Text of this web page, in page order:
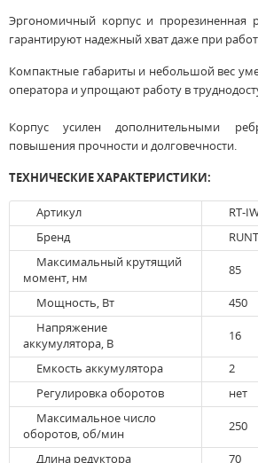
Эргономичный корпус и прорезиненная
гарантируют надежный хват даже при
Компактные габариты и небольшой вес
оператора и упрощают работу в
Корпус усилен дополнительными
повышения прочности и долговечности.
ТЕХНИЧЕСКИЕ ХАРАКТЕРИСТИКИ:
Артикул
RT-
Бренд
Максимальный крутящий
момент, нм
85
Мощность, Вт
450
Напряжение
аккумулятора, В
16
Емкость аккумулятора
2
Регулировка оборотов
нет
Максимальное число
оборотов, об/мин
250
Длина редуктора 70